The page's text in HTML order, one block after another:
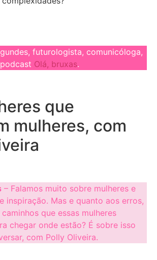
futurologista, comunicóloga,
Olá, bruxas.
que
mulheres, com
– Falamos muito sobre mulheres e
inspiração. Mas e quanto aos erros,
que essas mulheres
chegar onde estão? É sobre isso
com Polly Oliveira.